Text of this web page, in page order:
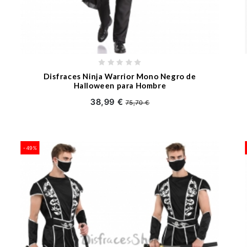
Disfraces Ninja Warrior Mono Negro de
Halloween para Hombre
38,99 €75,70 €
-49%